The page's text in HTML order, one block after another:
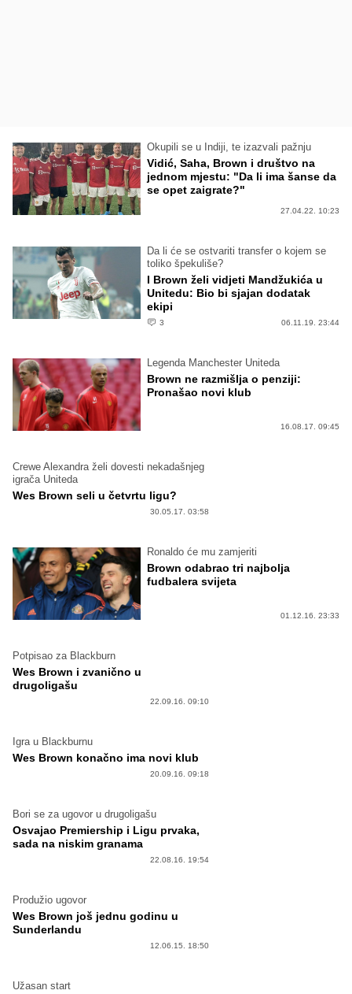
Okupili se u Indiji, te izazvali pažnju
Vidić, Saha, Brown i društvo na
jednom mjestu: "Da li ima šanse da
se opet zaigrate?"
27.04.22. 10:23
Da li će se ostvariti transfer o kojem se
toliko špekuliše?
I Brown želi vidjeti Mandžukića u
Unitedu: Bio bi sjajan dodatak
ekipi
3 06.11.19. 23:44
Legenda Manchester Uniteda
Brown ne razmišlja o penziji:
Pronašao novi klub
16.08.17. 09:45
Crewe Alexandra želi dovesti nekadašnjeg
igrača Uniteda
Wes Brown seli u četvrtu ligu?
30.05.17. 03:58
Ronaldo će mu zamjeriti
Brown odabrao tri najbolja
fudbalera svijeta
01.12.16. 23:33
Potpisao za Blackburn
Wes Brown i zvanično u
drugoligašu
22.09.16. 09:10
Igra u Blackburnu
Wes Brown konačno ima novi klub
20.09.16. 09:18
Bori se za ugovor u drugoligašu
Osvajao Premiership i Ligu prvaka,
sada na niskim granama
22.08.16. 19:54
Produžio ugovor
Wes Brown još jednu godinu u
Sunderlandu
12.06.15. 18:50
Užasan start